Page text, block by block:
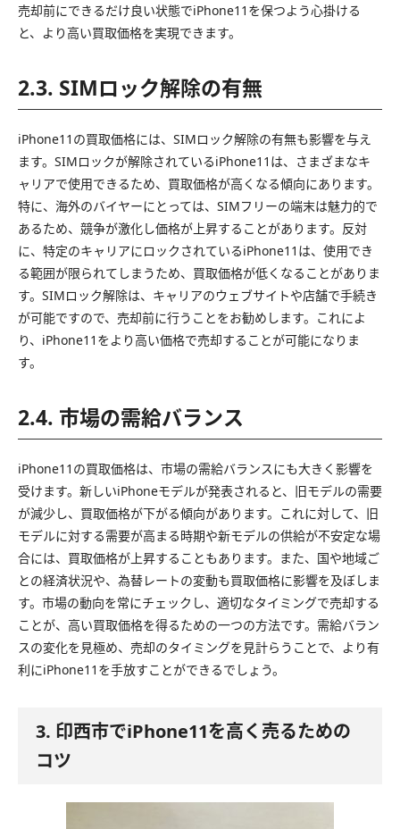
売却前にできるだけ良い状態でiPhone11を保つよう心掛ける
と、より高い買取価格を実現できます。
2.3. SIMロック解除の有無
iPhone11の買取価格には、SIMロック解除の有無も影響を与え
ます。SIMロックが解除されているiPhone11は、さまざまなキ
ャリアで使用できるため、買取価格が高くなる傾向にあります。
特に、海外のバイヤーにとっては、SIMフリーの端末は魅力的で
あるため、競争が激化し価格が上昇することがあります。反対
に、特定のキャリアにロックされているiPhone11は、使用でき
る範囲が限られてしまうため、買取価格が低くなることがありま
す。SIMロック解除は、キャリアのウェブサイトや店舗で手続き
が可能ですので、売却前に行うことをお勧めします。これによ
り、iPhone11をより高い価格で売却することが可能になりま
す。
2.4. 市場の需給バランス
iPhone11の買取価格は、市場の需給バランスにも大きく影響を
受けます。新しいiPhoneモデルが発表されると、旧モデルの需要
が減少し、買取価格が下がる傾向があります。これに対して、旧
モデルに対する需要が高まる時期や新モデルの供給が不安定な場
合には、買取価格が上昇することもあります。また、国や地域ご
との経済状況や、為替レートの変動も買取価格に影響を及ぼしま
す。市場の動向を常にチェックし、適切なタイミングで売却する
ことが、高い買取価格を得るための一つの方法です。需給バラン
スの変化を見極め、売却のタイミングを見計らうことで、より有
利にiPhone11を手放すことができるでしょう。
3. 印西市でiPhone11を高く売るための
コツ